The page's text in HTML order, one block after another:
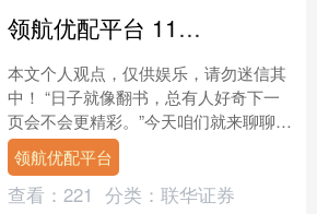
领航优配平台 11月25日 周二 农历十月初六 吉利的属相有哪些
本文个人观点，仅供娱乐，请勿迷信其
中！ “日子就像翻书，总有人好奇下一
页会不会更精彩。”今天咱们就来聊聊，
这个普通周二里，哪些属相可能感觉格
外顺心。别急，先说明....
领航优配平台
查看： 221 分类： 联华证券